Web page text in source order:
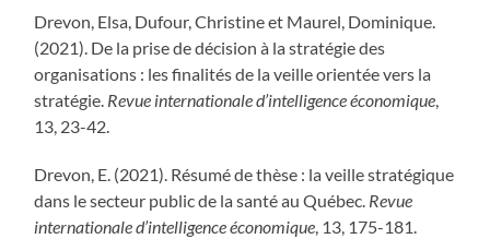
Drevon , Elsa, Dufour, Christine et Maurel , Dominique.
(2021). De la prise de décision à la stratégie des
organisations : les finalités de la veille orientée vers la
stratégie. Revue internationale d’intelligence économique
13, 23-42.
Drevon , E. (2021). Résumé de thèse : la veille stratégique
dans le secteur public de la santé au Québec. Revue
internationale d’intelligence économique , 13, 175-181.